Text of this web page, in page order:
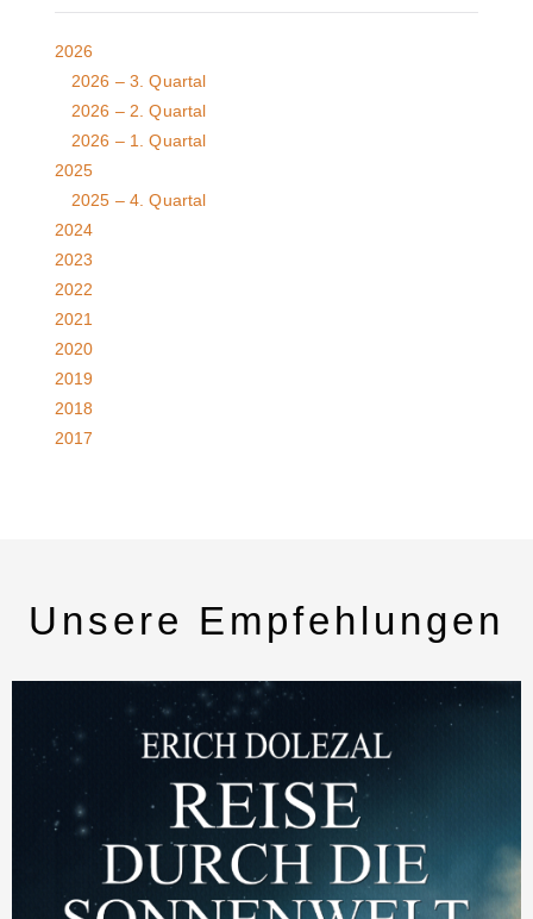
2026
2026 – 3. Quartal
2026 – 2. Quartal
2026 – 1. Quartal
2025
2025 – 4. Quartal
2024
2023
2022
2021
2020
2019
2018
2017
Unsere Empfehlungen